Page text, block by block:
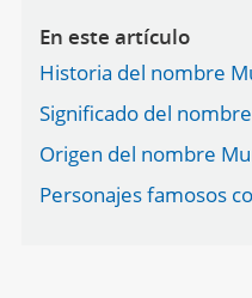
En este artículo
Historia del nombre
Significado del
Origen del nombre
Personajes famosos